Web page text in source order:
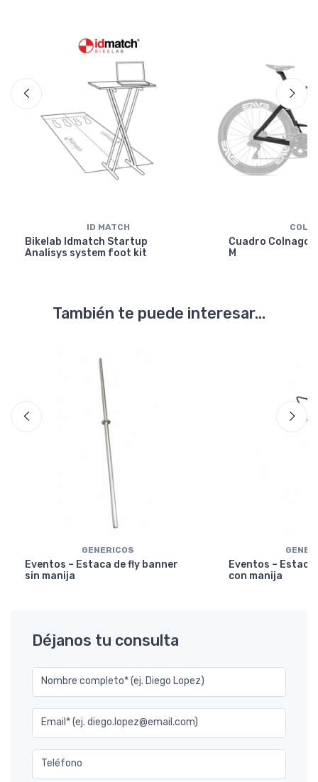
ID MATCH
Bikelab Idmatch Startup
Analisys system foot kit
Cuadro Colnago
M
También te puede interesar...
GENERICOS
Eventos – Estaca de fly banner
sin manija
Eventos –
con manija
Déjanos tu consulta
Nombre completo* (ej. Diego Lopez)
Email* (ej. diego.lopez@email.com)
Teléfono